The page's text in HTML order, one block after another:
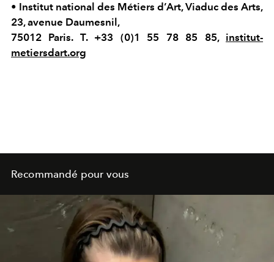
• Institut national des Métiers d’Art, Viaduc des Arts,
23, avenue Daumesnil,
75012 Paris. T. +33 (0)1 55 78 85 85,
institut-
metiersdart.org
Recommandé pour vous